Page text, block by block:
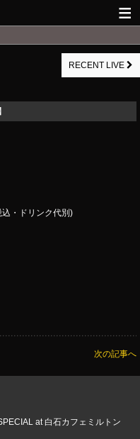
WORKS
RECENT LIVE
・ドリンク代別)
次の記事へ
at 白石カフェミルトン